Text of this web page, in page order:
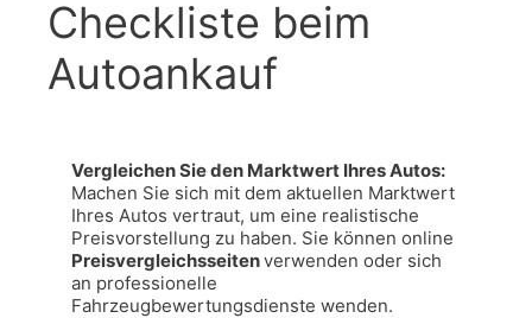
Checkliste beim
Autoankauf
Machen Sie sich mit dem aktuellen Marktwert
Ihres Autos vertraut, um eine realistische
Preisvergleichsseiten verwenden oder sich
an professionelle
Fahrzeugbewertungsdienste wenden.